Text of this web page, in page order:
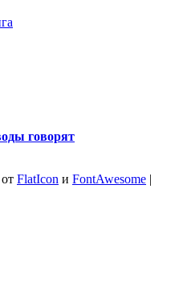
говорят
FlatIcon и FontAwesome |